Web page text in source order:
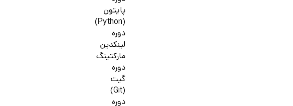
پایتون
(Python)
دوره
لینکدین
مارکتینگ
دوره
گیت
(Git)
دوره